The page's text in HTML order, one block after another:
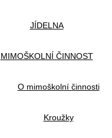
JÍDELNA
MIMOŠKOLNÍ ČINNOST
O mimoškolní činnosti
Kroužky